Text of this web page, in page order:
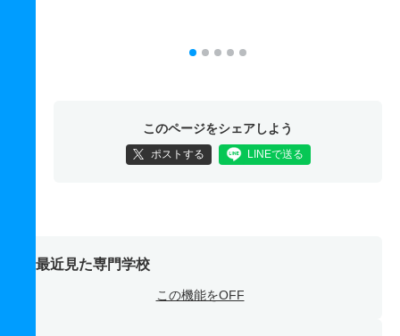
このページをシェアしよう
ポストする LINEで送る
最近見た専門学校
この機能をOFF